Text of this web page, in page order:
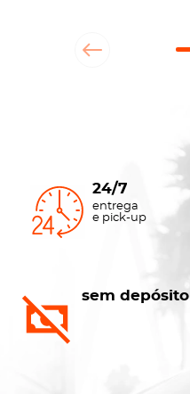
24/7
entrega
e pick-up
sem depósito